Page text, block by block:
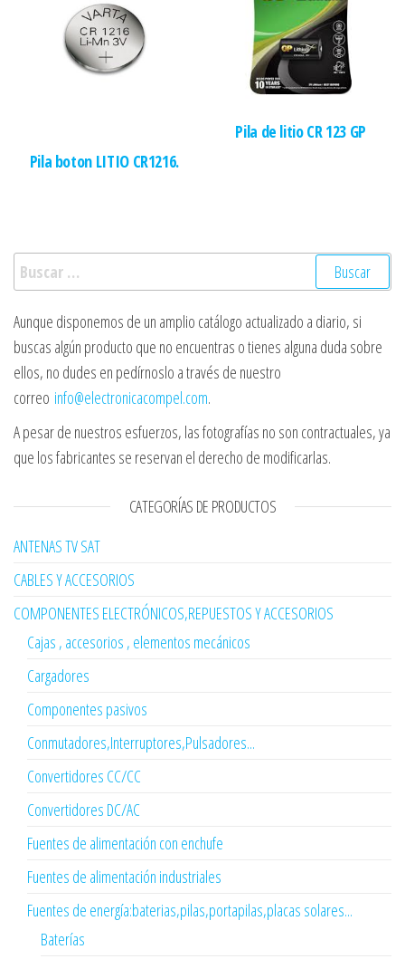
Pila boton LITIO CR1216.
Pila de litio CR 123 GP
Buscar:
Aunque disponemos de un amplio catálogo actualizado a diario, si
buscas algún producto que no encuentras o tienes alguna duda sobre
ellos, no dudes en pedírnoslo a través de nuestro
correo info@electronicacompel.com.
A pesar de nuestros esfuerzos, las fotografías no son contractuales, ya
que los fabricantes se reservan el derecho de modificarlas.
CATEGORÍAS DE PRODUCTOS
ANTENAS TV SAT
CABLES Y ACCESORIOS
COMPONENTES ELECTRÓNICOS,REPUESTOS Y ACCESORIOS
Cajas , accesorios , elementos mecánicos
Cargadores
Componentes pasivos
Conmutadores,Interruptores,Pulsadores...
Convertidores CC/CC
Convertidores DC/AC
Fuentes de alimentación con enchufe
Fuentes de alimentación industriales
Fuentes de energía:baterias,pilas,portapilas,placas solares...
Baterías